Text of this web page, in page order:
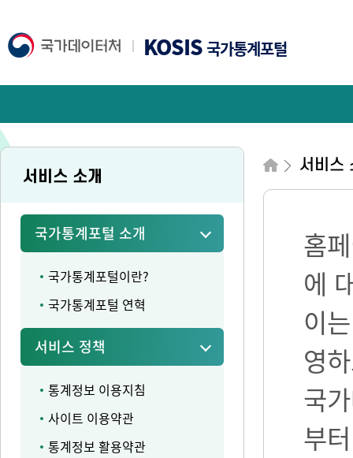
KOSIS국가통계포털
서비스 소개
국가통계포털 소개
국가통계포털이란?
국가통계포털 연혁
서비스 정책
통계정보 이용지침
사이트 이용약관
통계정보 활용약관
서비스
홈
에
이
영
국
부